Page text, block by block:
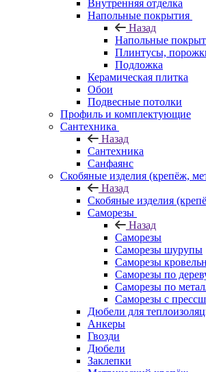
Внутренняя отделка
Напольные покрытия
Назад
Напольные
Плинтусы,
Подложка
Керамическая плитка
Обои
Подвесные потолки
Профиль и комплектующие
Сантехника
Назад
Сантехника
Санфаянс
Скобяные изделия (крепёж,
Назад
Скобяные изделия
Саморезы
Назад
Саморезы
Саморезы шурупы
Саморезы
Саморезы по
Саморезы по
Саморезы с
Дюбели для
Анкеры
Гвозди
Дюбели
Заклепки